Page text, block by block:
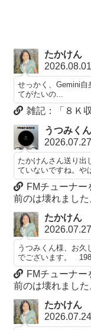
たかけん
せっかく、Gemini自
てがたいの...
雑記：「８Ｋ
うつみくん
たかけんさん送り出
ていないですね。や
FMチューナー
前のは壊れました
たかけん
うつみくん様、お久
でございます。
FMチューナー
前のは壊れました
たかけん